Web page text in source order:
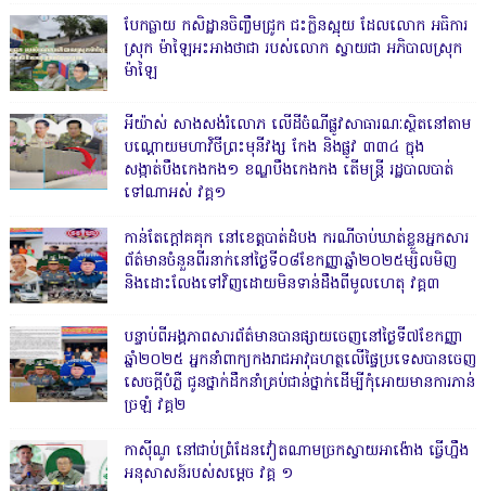
បែកធ្លាយ កសិដ្ឋានចិញ្ចឹមជ្រូក ជះក្លិនស្អុយ ដែលលោក អធិការ
ស្រុក ម៉ាឡៃអះអាងថាជា របស់លោក ស្វាយជា អភិបាលស្រុក
ម៉ាឡៃ
អីយ៉ាស់ សាងសង់រំលោភ លើដីចំណីផ្លូវសាធារណៈស្ថិតនៅតាម
បណ្ដោយមហាវិថីព្រះមុនីវង្ស កែង និងផ្លូវ ៣៣៤ ក្នុង
សង្កាត់បឹងកេងកង១ ខណ្ឌបឹងកេងកង តើមន្ត្រី រដ្ឋបាលបាត់
ទៅណាអស់ វគ្គ១
កាន់តែក្តៅគគុក នៅខេត្តបាត់ដំបង ករណីចាប់ឃាត់ខ្លួនអ្នកសារ
ព័ត៌មានចំនួនពីរនាក់នៅថ្ងៃទី០៨ខែកញ្ញាឆ្នាំ២០២៥ម្សិលមិញ
និងដោះលែងទៅវិញដោយមិនទាន់ដឹងពីមូលហេតុ វគ្គ៣
បន្ទាប់ពីអង្គភាពសារព័ត៌មានបានផ្សាយចេញនៅថ្ងៃទី៧ខែកញ្ញា
ឆ្នាំ២០២៥ អ្នកនាំពាក្យកងរាជអាវុធហត្ថលើផ្ទៃប្រទេសបានចេញ
សេចក្តីបំភ្លឺ ជូនថ្នាក់ដឹកនាំគ្រប់ជាន់ថ្នាក់ដើម្បីកុំអោយមានការភាន់
ច្រឡំ វគ្គ២
កាសុីណូ នៅជាប់ព្រំដែនវៀតណាមច្រកស្វាយអាង៉ោង ធ្វើហ្នឹង
អនុសាសន៍របស់សម្ដេច វគ្គ ១